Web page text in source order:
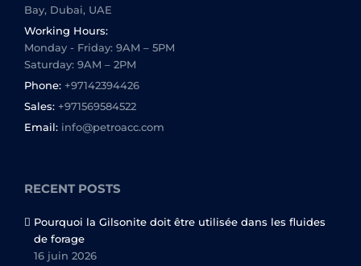
Bay, Dubai, UAE
Working Hours:
Monday - Friday: 9AM – 5PM
Saturday: 9AM – 2PM
Phone: +97142394426
Sales: +971569584522
Email: info@petroacc.com
RECENT POSTS
Pourquoi la Gilsonite doit être utilisée dans les fluides
de forage
16 juin 2026